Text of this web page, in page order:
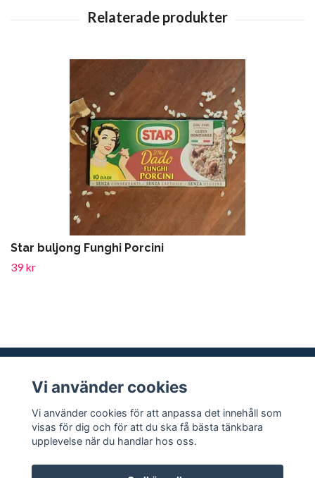
Star buljong Funghi Porcini
39 kr
Sociala medier
Vi använder cookies
Vi använder cookies för att anpassa det innehåll som
visas för dig och för att du ska få bästa tänkbara
upplevelse när du handlar hos oss.